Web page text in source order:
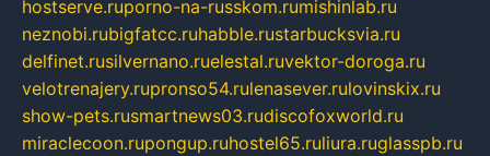
hostserve.ruporno-na-russkom.rumishinlab.ru
neznobi.rubigfatcc.ruhabble.rustarbucksvia.ru
delfinet.rusilvernano.ruelestal.ruvektor-doroga.ru
velotrenajery.rupronso54.rulenasever.rulovinskix.ru
show-pets.rusmartnews03.rudiscofoxworld.ru
miraclecoon.rupongup.ruhostel65.ruliura.ruglasspb.ru